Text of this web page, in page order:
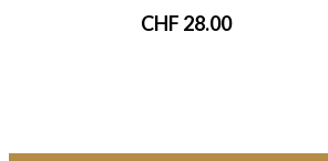
CHF 28.00